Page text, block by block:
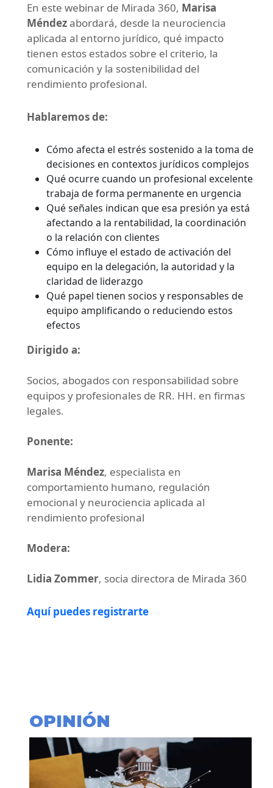
En este webinar de Mirada 360, Marisa
Méndezabordará, desde la neurociencia
aplicada al entorno jurídico, qué impacto
tienen estos estados sobre el criterio, la
comunicación y la sostenibilidad del
rendimiento profesional.
Hablaremos de:
Cómo afecta el estrés sostenido a la toma de
decisiones en contextos jurídicos complejos
Qué ocurre cuando un profesional excelente
trabaja de forma permanente en urgencia
Qué señales indican que esa presión ya está
afectando a la rentabilidad, la coordinación
o la relación con clientes
Cómo influye el estado de activación del
equipo en la delegación, la autoridad y la
claridad de liderazgo
Qué papel tienen socios y responsables de
equipo amplificando o reduciendo estos
efectos
Dirigido a:
Socios, abogados con responsabilidad sobre
equipos y profesionales de RR. HH. en firmas
legales.
Ponente:
Marisa Méndez, especialista en
comportamiento humano, regulación
emocional y neurociencia aplicada al
rendimiento profesional
Modera:
Lidia Zommer, socia directora de Mirada 360
Aquí puedes registrarte
OPINIÓN